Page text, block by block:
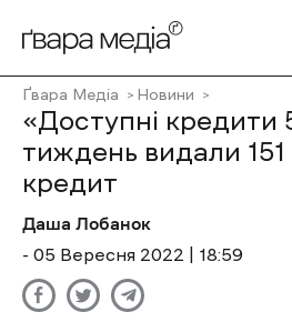
Ґвара Медіа Новини
«Доступні кредити
тиждень видали 151
кредит
Даша Лобанок
- 05 Вересня 2022 | 18:59